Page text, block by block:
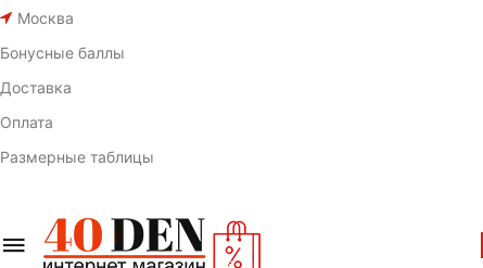
Москва
Бонусные баллы
Доставка
Оплата
Размерные таблицы